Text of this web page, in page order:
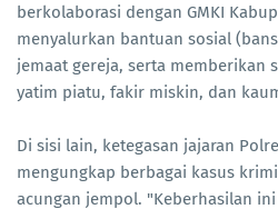
berkolaborasi dengan GMKI
menyalurkan bantuan sosial
jemaat gereja, serta memberikan
yatim piatu, fakir miskin, dan
Di sisi lain, ketegasan jajaran
mengungkap berbagai kasus
acungan jempol. "Keberhasilan